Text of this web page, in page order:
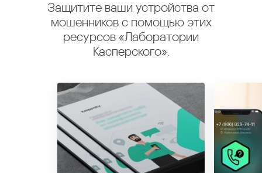
Защитите ваши устройства от
мошенников с помощью этих
ресурсов «Лаборатории
Касперского».